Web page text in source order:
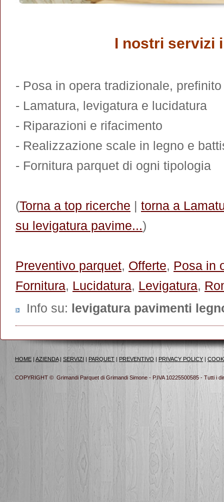
I nostri servizi
- Posa in opera tradizionale,
- Lamatura, levigatura e lucidatura
- Riparazioni e rifacimento
- Realizzazione scale in legno e
- Fornitura parquet di ogni tipologia
(Torna a top ricerche | torna a
su levigatura pavime...)
Preventivo parquet, Offerte, Posa in
Fornitura, Lucidatura, Levigatura,
Info su: levigatura pavimenti
HOME | AZIENDA| SERVIZI | PARQUET | PREVENTIVO | PRIVACY POLICY |
COPYRIGHT © Grimandi Parquet di Grimandi Simone - P.IVA 10225500585 - Tutti i